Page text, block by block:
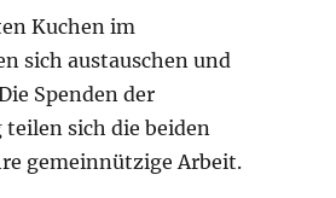
Kuchen im
sich austauschen und
Spenden der
sich die beiden
gemeinnützige Arbeit.